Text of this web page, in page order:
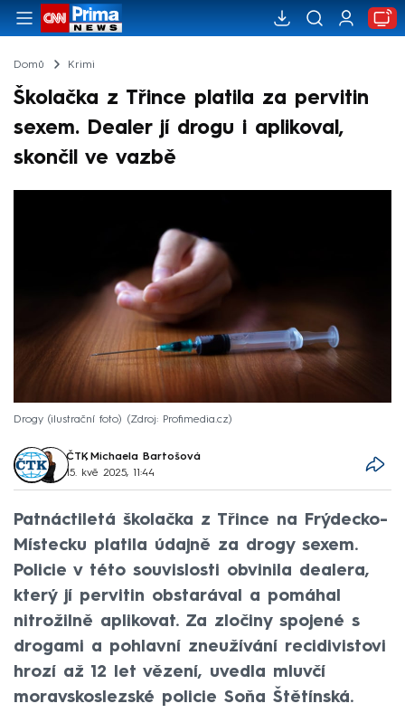
Domů Krimi
Školačka z Třince platila za pervitin
sexem. Dealer jí drogu i aplikoval,
skončil ve vazbě
Drogy (ilustrační foto) Zdroj: Profimedia.cz
ČTK, Michaela Bartošová
15. kvě 2025, 11:44
Patnáctiletá školačka z Třince na Frýdecko-
Místecku platila údajně za drogy sexem.
Policie v této souvislosti obvinila dealera,
který jí pervitin obstarával a pomáhal
nitrožilně aplikovat. Za zločiny spojené s
drogami a pohlavní zneužívání recidivistovi
hrozí až 12 let vězení, uvedla mluvčí
moravskoslezské policie Soňa Štětínská.